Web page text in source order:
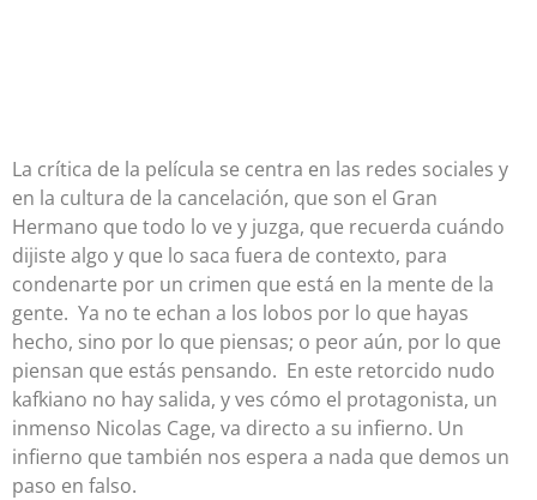
La crítica de la película se centra en las redes sociales y
en la cultura de la cancelación, que son el Gran
Hermano que todo lo ve y juzga, que recuerda cuándo
dijiste algo y que lo saca fuera de contexto, para
condenarte por un crimen que está en la mente de la
gente. Ya no te echan a los lobos por lo que hayas
hecho, sino por lo que piensas; o peor aún, por lo que
piensan que estás pensando. En este retorcido nudo
kafkiano no hay salida, y ves cómo el protagonista, un
inmenso Nicolas Cage, va directo a su infierno. Un
infierno que también nos espera a nada que demos un
paso en falso.